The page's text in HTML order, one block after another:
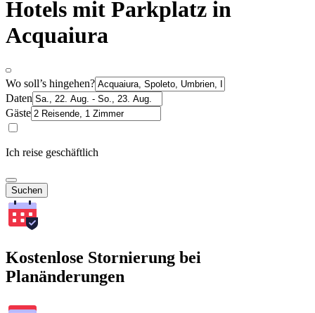
Hotels mit Parkplatz in
Acquaiura
Wo soll’s hingehen?
Daten
Gäste
Ich reise geschäftlich
Suchen
Kostenlose Stornierung bei
Planänderungen